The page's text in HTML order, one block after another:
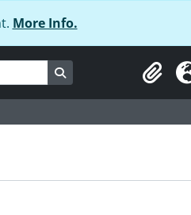
More Info.
Search in browse page
recebidas pelo Diretor de
Estado ao Inspetor de Terras
Estado ao Inspetor de Terras
e Imigração ao Chefe da
a cargo do Vigário., 1854 -
a cargo do Vigário.,
Mateus a cargo do Vigário.,
Cruz a cargo do Vigário.,
a cargo do Vigário.,